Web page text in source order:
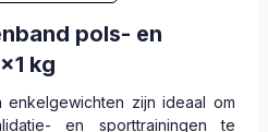
pols- en
kg
zijn ideaal om
en sporttrainingen te